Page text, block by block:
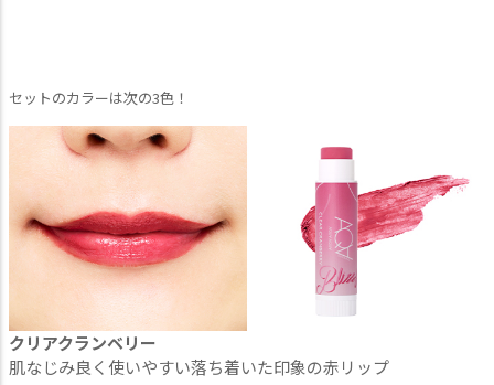
セットのカラーは次の3色！
クリアクランベリー
肌なじみ良く使いやすい落ち着いた印象の赤リップ